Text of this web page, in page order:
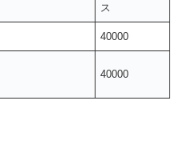
ス
40000
40000